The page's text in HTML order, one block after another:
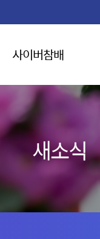
사이버참배
새소식